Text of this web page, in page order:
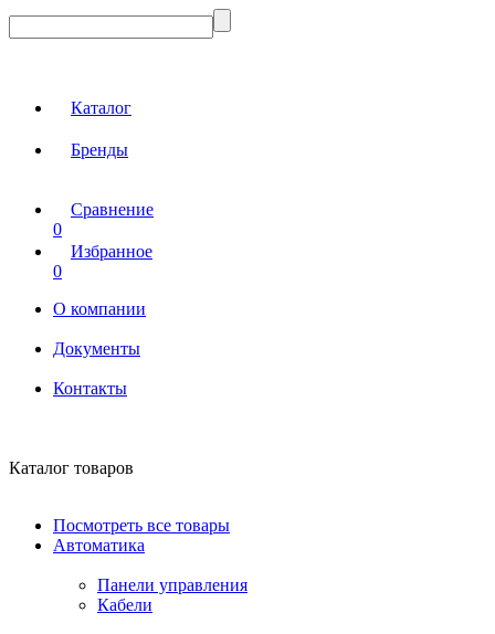
Каталог
Бренды
Сравнение
0
Избранное
0
О компании
Документы
Контакты
Каталог товаров
Посмотреть все товары
Автоматика
Панели управления
Кабели